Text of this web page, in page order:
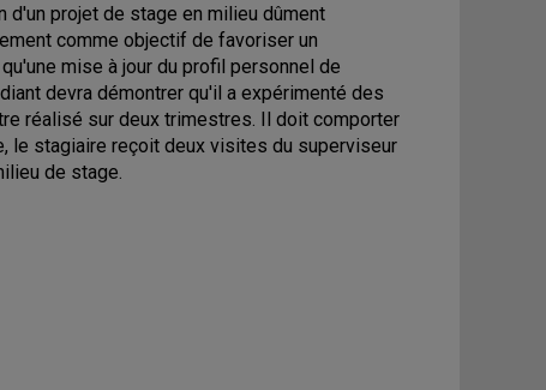
projet de stage en milieu dûment
comme objectif de favoriser un
mise à jour du profil personnel de
devra démontrer qu'il a expérimenté des
réalisé sur deux trimestres. Il doit comporter
le stagiaire reçoit deux visites du superviseur
de stage.